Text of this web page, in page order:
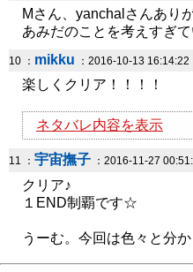
Mさん、yanchalさんあり
あみだのことを考えすぎ
10 ： mikku ：2016-10-13 16:14:22
楽しくクリア！！！！
ネタバレ内容を表示
11 ： 宇宙撫子 ：2016-11-27
クリア♪
１END制覇です☆
うーむ。今回は色々と分